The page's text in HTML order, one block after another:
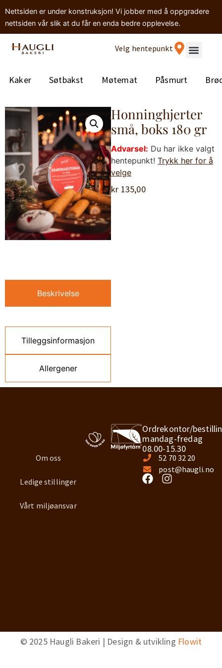
Nettsiden er under konstruksjon! Vi jobber med å oppgradere
nettsiden vår slik at du får en enda bedre opplevelse.
Velg hentepunkt
Kaker Søtbakst Møtemat Påsmurt
Beskrivelse
Tilleggsinformasjon
Allergener
Honninghjerter
små, boks 180 gr
Advarsel: Du har ikke valgt
hentepunkt! Trykk her for å
velge
kr 135,00
Om oss
Ledige stillinger
Vårt miljøansvar
Ordrekontor/
mandag-fredag
08.00-15.30
52 70 32 20
post@haugli.no
© 2025 Haugli Bakeri | Design & utvikling Flowit